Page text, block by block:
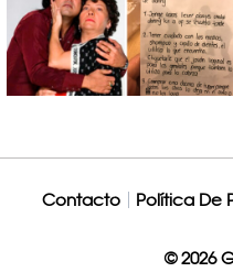
Contacto Política De
© 2026